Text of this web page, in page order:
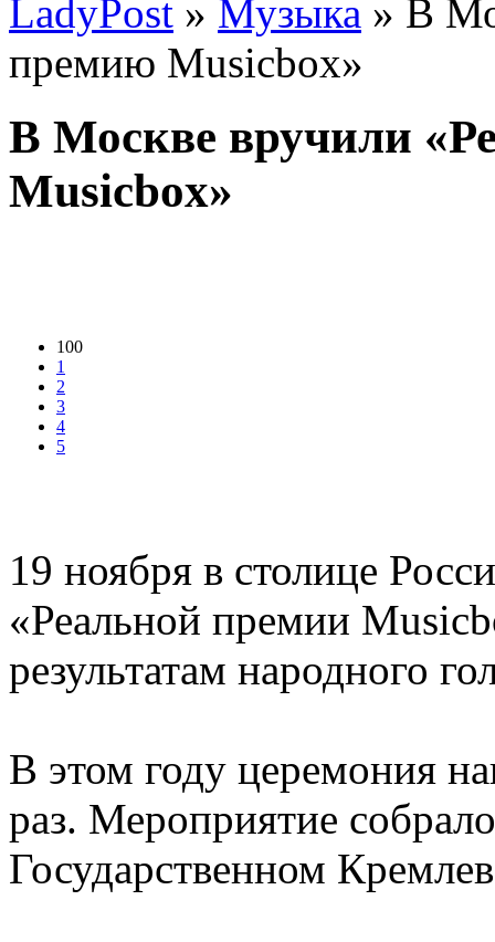
LadyPost » Музыка » В
премию Musicbox»
В Москве вручили
Musicbox»
100
1
2
3
4
5
19 ноября в столице
«Реальной премии
результатам народного
В этом году церемония
раз. Мероприятие
Государственном